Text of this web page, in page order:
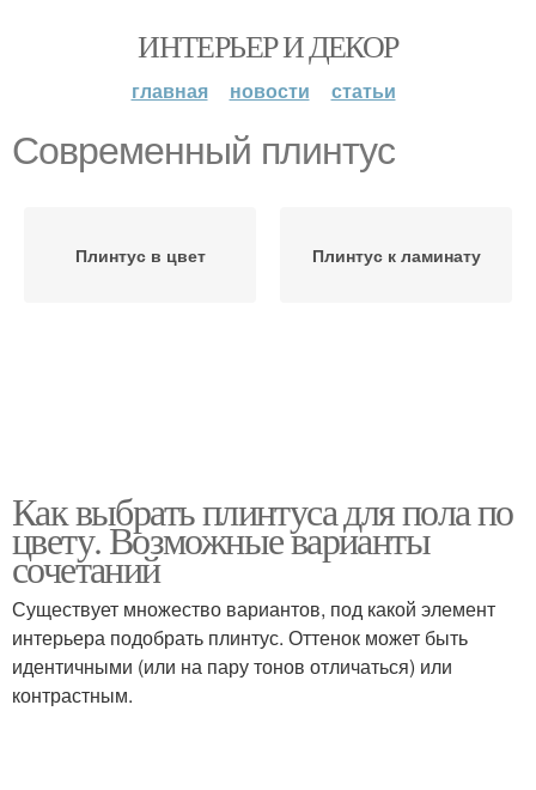
ИНТЕРЬЕР И ДЕКОР
главная новости статьи
Современный плинтус
Плинтус в цвет Плинтус к ламинату
Как выбрать плинтуса для пола по
цвету. Возможные варианты
сочетаний
Существует множество вариантов, под какой элемент
интерьера подобрать плинтус. Оттенок может быть
идентичными (или на пару тонов отличаться) или
контрастным.